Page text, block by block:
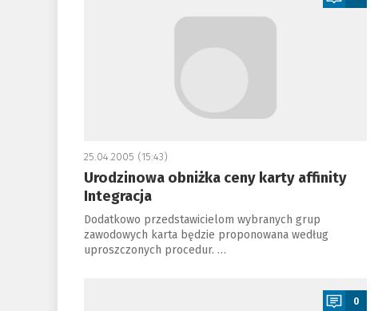
25.04.2005 (15:43)
Urodzinowa obniżka ceny karty affinity
Integracja
Dodatkowo przedstawicielom wybranych grup
zawodowych karta będzie proponowana według
uproszczonych procedur. …
0